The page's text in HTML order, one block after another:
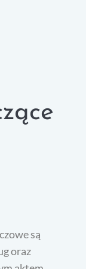
są
oraz